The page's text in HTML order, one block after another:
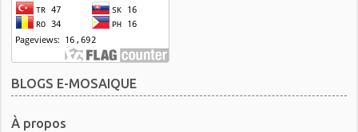
BLOGS E-MOSAIQUE
À propos